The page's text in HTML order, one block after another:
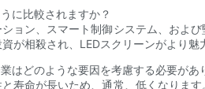
に比較されますか？
ョン、スマート制御システム、お
が相殺され、LEDスクリーンがより
はどのような要因を考慮する必要があ
寿命が長いため、通常、低くなり